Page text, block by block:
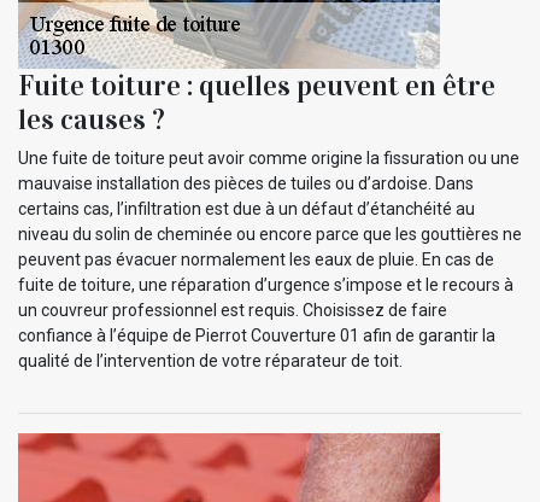
Fuite toiture : quelles peuvent en être
les causes ?
Une fuite de toiture peut avoir comme origine la fissuration ou une
mauvaise installation des pièces de tuiles ou d’ardoise. Dans
certains cas, l’infiltration est due à un défaut d’étanchéité au
niveau du solin de cheminée ou encore parce que les gouttières ne
peuvent pas évacuer normalement les eaux de pluie. En cas de
fuite de toiture, une réparation d’urgence s’impose et le recours à
un couvreur professionnel est requis. Choisissez de faire
confiance à l’équipe de Pierrot Couverture 01 afin de garantir la
qualité de l’intervention de votre réparateur de toit.